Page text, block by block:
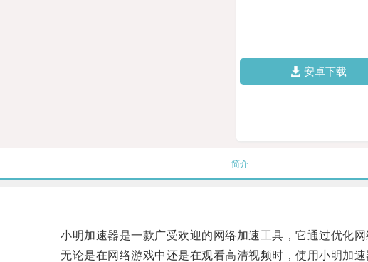
安卓下载
简介
小明加速器是一款广受欢迎的网络加速工具，它通过优化网
无论是在网络游戏中还是在观看高清视频时，使用小明加速